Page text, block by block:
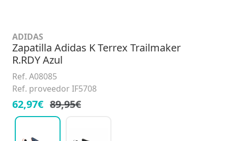
ADIDAS
Zapatilla Adidas K Terrex Trailmaker
R.RDY Azul
Ref. A08085
Ref. proveedor IF5708
62,97€ 89,95€